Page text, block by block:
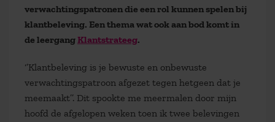
verwachtingspatronen die een rol kunnen spelen bij
klantbeleving. Een thema wat ook aan bod komt in
de leergangKlantstrateeg.
‘’Klantbeleving is je bewuste en onbewuste
verwachtingspatroon afgezet tegen hetgeen dat je
meemaakt’’. Dit spookte me meermalen door mijn
hoofd de afgelopen weken toen ik twee belevingen